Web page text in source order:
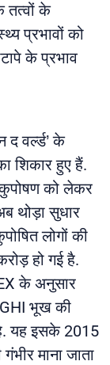
तत्वों के
प्रभावों को
के प्रभाव
वर्ल्ड’ के
शिकार हुए हैं.
कुपोषण को लेकर
थोड़ा सुधार
लोगों की
हो गई है.
के अनुसार
भूख की
है. यह इसके 2015
माना जाता